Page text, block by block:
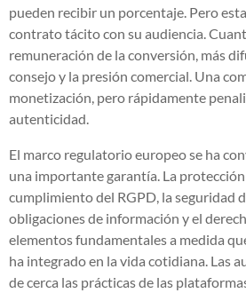
pueden recibir un porcentaje. Pero
contrato tácito con su audiencia.
remuneración de la conversión, más
consejo y la presión comercial. Una
monetización, pero rápidamente
autenticidad.
El marco regulatorio europeo se ha
una importante garantía. La
cumplimiento del RGPD, la seguridad
obligaciones de información y el
elementos fundamentales a medida
ha integrado en la vida cotidiana. Las
de cerca las prácticas de las